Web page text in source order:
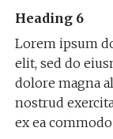
unmatched
product
work
genius,
who
makes
the
Heading 6
Lorem ipsum
elit, sed do
dolore magna
nostrud
ex ea